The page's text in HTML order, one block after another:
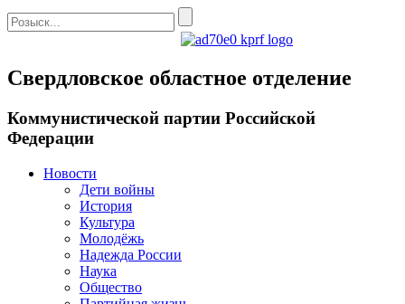
Свердловское областное отделение
Коммунистической партии Российской
Федерации
Новости
Дети войны
История
Культура
Молодёжь
Надежда России
Наука
Общество